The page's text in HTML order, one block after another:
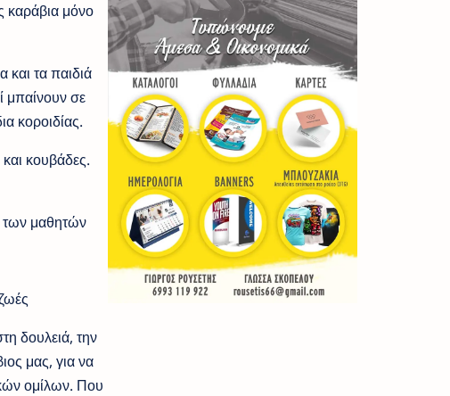
καράβια μόνο
τα παιδιά
μπαίνουν σε
κοροιδίας.
κουβάδες.
των μαθητών
δουλειά, την
μας, για να
ομίλων. Που